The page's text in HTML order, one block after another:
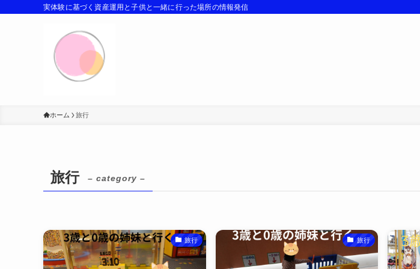
実体験に基づく資産運用と子供と一緒に行った場所の情報発信
ホーム 旅行
旅行 – category –
旅行 旅行